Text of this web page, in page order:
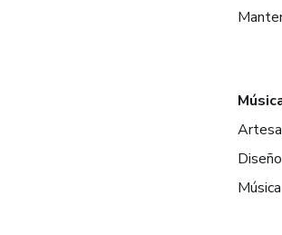
Diseño
Música